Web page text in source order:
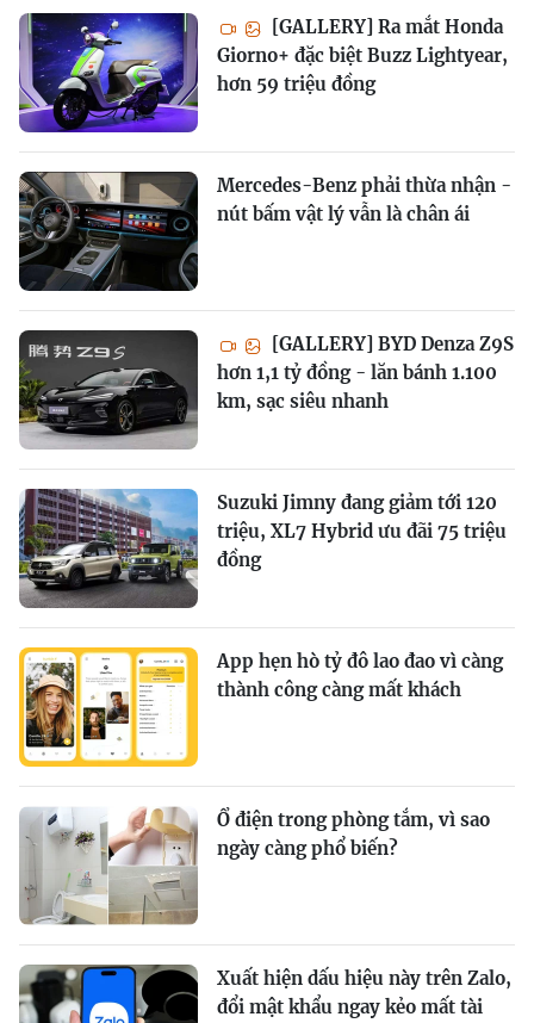
[GALLERY] Ra mắt Honda
Giorno+ đặc biệt Buzz Lightyear,
hơn 59 triệu đồng
Mercedes-Benz phải thừa nhận -
nút bấm vật lý vẫn là chân ái
[GALLERY] BYD Denza Z9S
hơn 1,1 tỷ đồng - lăn bánh 1.100
km, sạc siêu nhanh
Suzuki Jimny đang giảm tới 120
triệu, XL7 Hybrid ưu đãi 75 triệu
đồng
App hẹn hò tỷ đô lao đao vì càng
thành công càng mất khách
Ổ điện trong phòng tắm, vì sao
ngày càng phổ biến?
Xuất hiện dấu hiệu này trên Zalo,
đổi mật khẩu ngay kẻo mất tài